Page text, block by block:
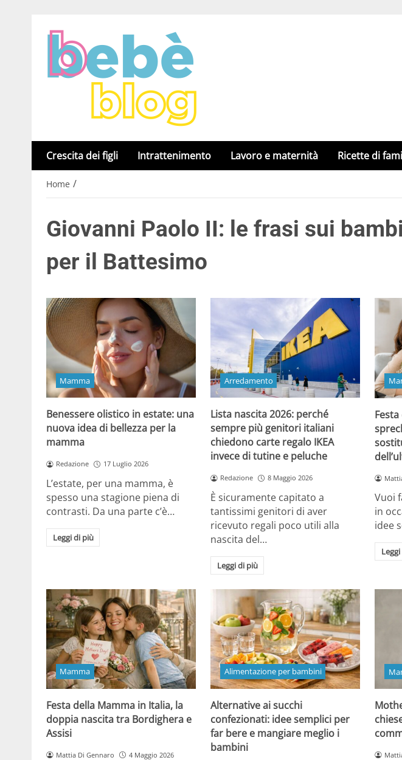
Crescita dei figli Intrattenimento Lavoro e maternità Ricette di
Home /
Giovanni Paolo II: le frasi sui
per il Battesimo
Mamma
Benessere olistico in estate: una
nuova idea di bellezza per la
mamma
Redazione 17 Luglio 2026
L’estate, per una mamma, è
spesso una stagione piena di
contrasti. Da una parte c’è…
Leggi di più
Arredamento
Lista nascita 2026: perché
sempre più genitori italiani
chiedono carte regalo IKEA
invece di tutine e peluche
Redazione 8 Maggio 2026
È sicuramente capitato a
tantissimi genitori di aver
ricevuto regali poco utili alla
nascita del…
Leggi di più
Vuoi
in
idee
Mamma
Festa della Mamma in Italia, la
doppia nascita tra Bordighera e
Assisi
Mattia Di Gennaro 4 Maggio 2026
Alimentazione per bambini
Alternative ai succhi
confezionati: idee semplici per
far bere e mangiare meglio i
bambini